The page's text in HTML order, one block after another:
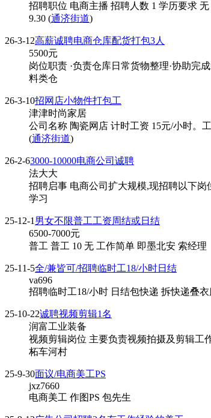
招聘职位 电商主播 招聘人数 1 学历要求
9.30 (通济街道)
26-3-12高薪诚聘电商仓库配货打包3人
5500元
岗位职责 ·负责仓库日常货物整理·协助完
料类仓
26-3-10招网店小物件打包工
津津时尚家居
公司名称 陶瓷网店 计时工资 15元/小时。
(通济街道)
26-2-63000-10000电商公司诚聘
法大大
招聘启事 电商公司扩大规模,现招聘以下
学习
25-12-1 男女不限普工工资周结或日结
6500-7000元
普工 普工 10 无 工作简单 即墨北安 索经理
25-11-5全/兼皆可/招聘临时工18/小时日结
va696
招聘临时工18/小时 日结包快递 拆快递叠衣
25-10-22诚聘视频剪辑1名
润富工业装备
视频剪辑岗位 主要负责视频拍摄及剪辑工
柘车河村
25-9-30面议/电商美工PS
jxz7660
电商美工 作图PS 包先生